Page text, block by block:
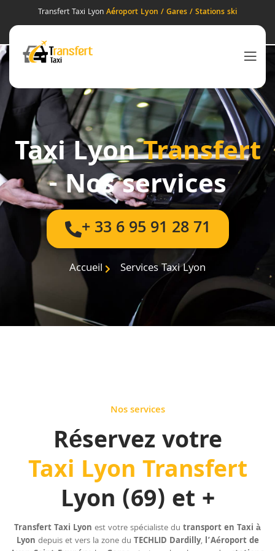
Transfert Taxi LyonAéroport Lyon / Gares / Stations ski
Taxi LyonTransfert
- Nos services
+ 33 6 95 91 28 71
Accueil Services Taxi Lyon
Nos services
Réservez votre
Taxi Lyon Transfert
Lyon (69) et +
Transfert Taxi Lyon est votre spécialiste du transport en Taxi à
Lyon depuis et vers la zone du TECHLID Dardilly, l’Aéroport de